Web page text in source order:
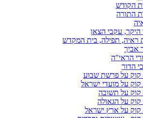
הקודש
התורה
היקר, עקבי הצאן
ראיה, תפילה, בית המקדש
אביך
הראי"ה
הדור
קוק על פרשת שבוע
על מועדי ישראל
קוק על תשובה
על הגאולה
קוק על ארץ ישראל